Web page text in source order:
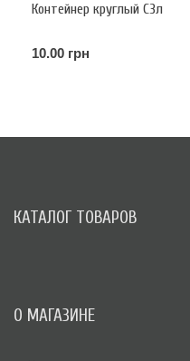
Контейнер круглый С3л
10.00 грн
КАТАЛОГ ТОВАРОВ
О МАГАЗИНЕ